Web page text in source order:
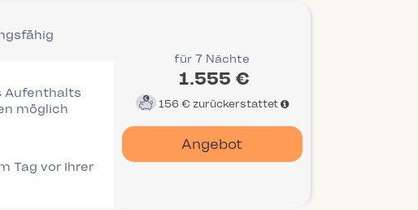
Aufenthalts
möglich
Tag vor Ihrer
für 7 Nächte
1.555 €
156 € zurückerstattet
Angebot